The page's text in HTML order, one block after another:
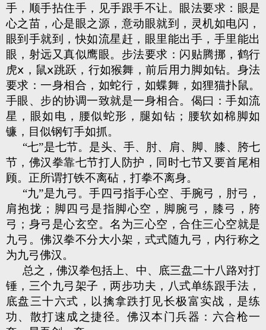
手，顺手拈住手，见手跟手不让。眼法要求：眼是
心之苗，心是眼之源，意动眼就到，灵机如电闪，
眼到手就到，快如流星赶，眼里能出手，手里能出
眼，射远又真似鹰眼。步法要求：闪贴腾挪，鹤行
虎ⅹ，鼠ⅹ跳跃，行如猴舞，前后用力脚如钻。身法
要求：一身相合，如蛇行，如蝶舞，如狸猫扑鼠。
手眼、步的协调一致就是一身相合。偈曰：手如流
星，眼如电，腰似蛇形，腿如钻；腰软如棉脚如
镰，目似钢钉手如抓。
“七”是七节。是头、手、肘、肩、脚、膝、胯七
节，佛汉拳靠七节打人防护，同时七节又要首尾相
顾。正所谓打铁不离砧，打拳不离身。
“九”是九弓。手四弓指手心空、手腕弓，肘弓，
肩抱拢；脚四弓是指脚心空，脚腕弓，膝弓，胯
弓；身弓是心玄空。名为三心空，合住三心空就是
九弓。佛汉拳不分大小架，式式随九弓，内行称之
为九弓佛汉。
总之，佛汉拳包括上、中、底三盘二十八路对打
锤，三个九弓架子，两步功夫，八式单练跟手法，
底盘三十六式，以擒拿跌打见长极富实战，是练
功、散打速成之捷径。佛汉本门兵器：六合枪一